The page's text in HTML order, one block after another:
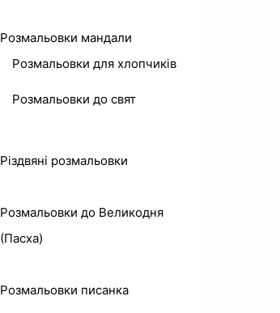
Розмальовки мандали
Розмальовки для хлопчиків
Розмальовки до свят
Різдвяні розмальовки
Розмальовки до Великодня
(Пасха)
Розмальовки писанка